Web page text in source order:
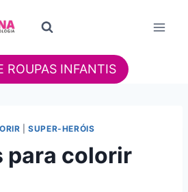
ROUPAS INFANTIS
|SUPER-HERÓIS
para colorir